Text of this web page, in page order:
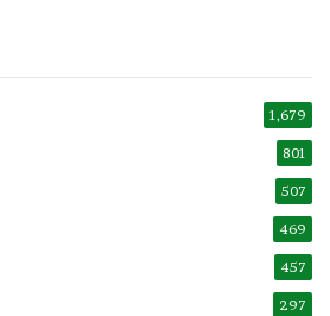
1,679
801
507
469
457
297